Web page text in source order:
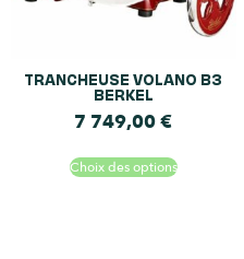
TRANCHEUSE VOLANO B3
BERKEL
7 749,00€
Choix des options